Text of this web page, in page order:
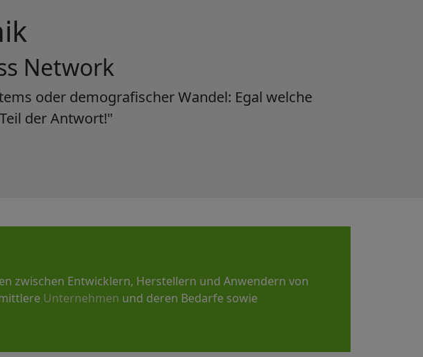
Network
oder demografischer Wandel: Egal welche
der Antwort!"
zwischen Entwicklern, Herstellern und Anwendern von
Unternehmen und deren Bedarfe sowie